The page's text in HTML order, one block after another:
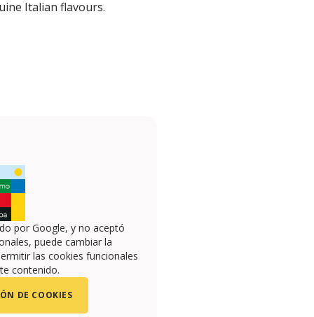
Italian flavours.
por Google, y no aceptó
puede cambiar la
las cookies funcionales
contenido.
DE COOKIES